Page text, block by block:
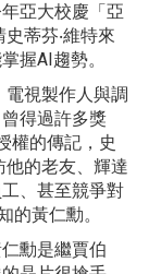
亞大校慶「亞
蒂芬‧維特來
握AI趨勢。
電視製作人與調
得過許多獎
權的傳記，史
他的老友、輝達
、甚至競爭對
的黃仁勳。
勳是繼賈伯